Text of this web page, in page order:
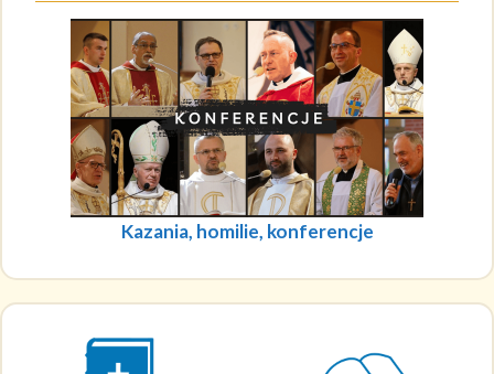
Kazania, homilie, konferencje